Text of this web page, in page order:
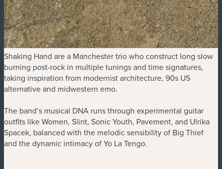
Shaking Hand are a Manchester trio who construct long slow
burning post-rock in multiple tunings and time signatures,
taking inspiration from modernist architecture, 90s US
alternative and midwestern emo.
The band’s musical DNA runs through experimental guitar
outfits like Women, Slint, Sonic Youth, Pavement, and Ulrika
Spacek, balanced with the melodic sensibility of Big Thief
and the dynamic intimacy of Yo La Tengo.